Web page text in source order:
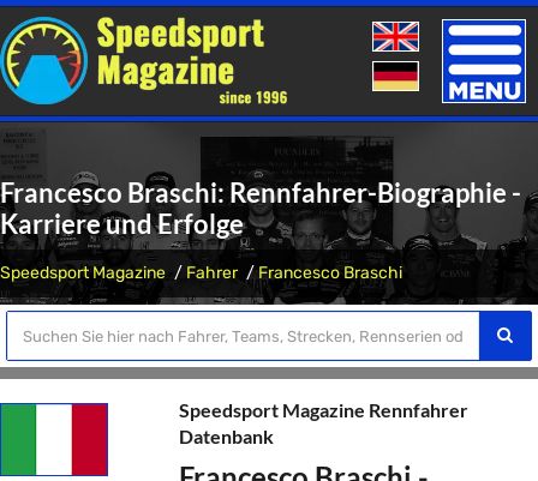
Toggle
Francesco Braschi: Rennfahrer-Biographie -
Karriere und Erfolge
Speedsport Magazine Fahrer Francesco Braschi
Speedsport Magazine Rennfahrer
Datenbank